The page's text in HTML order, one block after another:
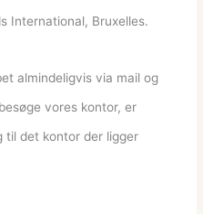
International, Bruxelles.
almindeligvis via mail og
vores kontor, er
til det kontor der ligger